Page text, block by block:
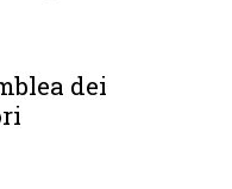
dei